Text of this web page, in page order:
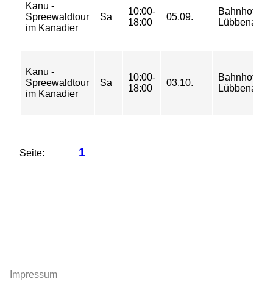
Kanu -
Spreewaldtour
im Kanadier
Sa
10:00-
18:00
05.09.
Bahnhof
Lübbenau
Kanu -
Spreewaldtour
im Kanadier
Sa
10:00-
18:00
03.10.
Bahnhof
Lübbenau
Seite: 1
Impressum